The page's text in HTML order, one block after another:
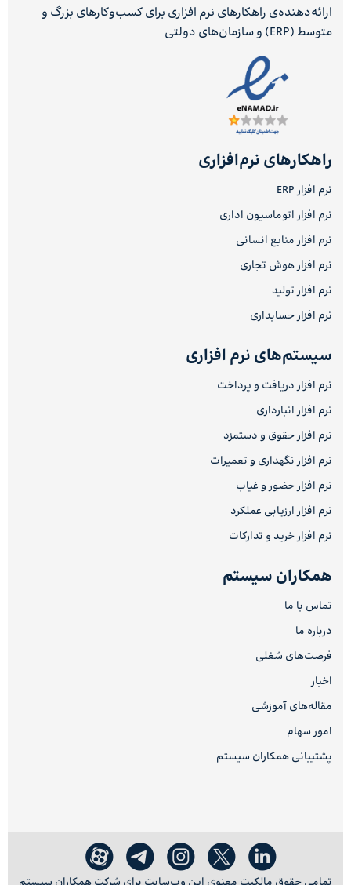
ارائه‌دهنده‌ی راهکارهای نرم افزاری برای کسب‌وکارهای بزرگ و
متوسط (ERP) و سازمان‌های دولتی
راهکارهای نرم‌افزاری
نرم افزار ERP
نرم افزار اتوماسیون اداری
نرم افزار منابع انسانی
نرم افزار هوش تجاری
نرم افزار تولید
نرم افزار حسابداری
سیستم‌های نرم افزاری
نرم افزار دریافت و پرداخت
نرم افزار انبارداری
نرم افزار حقوق و دستمزد
نرم افزار نگهداری و تعمیرات
نرم افزار حضور و غیاب
نرم افزار ارزیابی عملکرد
نرم افزار خرید و تدارکات
همکاران سیستم
تماس با ما
درباره ما
فرصت‌های شغلی
اخبار
مقاله‌های آموزشی
امور سهام
پشتیبانی همکاران سیستم